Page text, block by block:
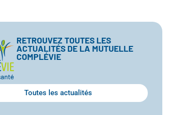
RETROUVEZ TOUTES LES
ACTUALITÉS DE LA MUTUELLE
COMPLÉVIE
Toutes les actualités